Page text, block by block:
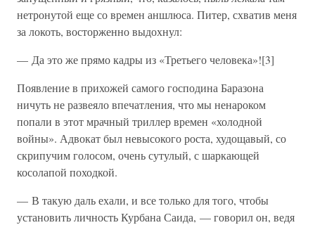
нетронутой еще со времен аншлюса. Питер, схватив меня
за локоть, восторженно выдохнул:
— Да это же прямо кадры из «Третьего человека»![3]
Появление в прихожей самого господина Баразона
ничуть не развеяло впечатления, что мы ненароком
попали в этот мрачный триллер времен «холодной
войны». Адвокат был невысокого роста, худощавый, со
скрипучим голосом, очень сутулый, с шаркающей
косолапой походкой.
— В такую даль ехали, и все только для того, чтобы
установить личность Курбана Саида, — говорил он, ведя